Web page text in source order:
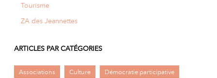
Tourisme
ZA des Jeannettes
ARTICLES PAR CATÉGORIES
Associations Culture Démocratie participative